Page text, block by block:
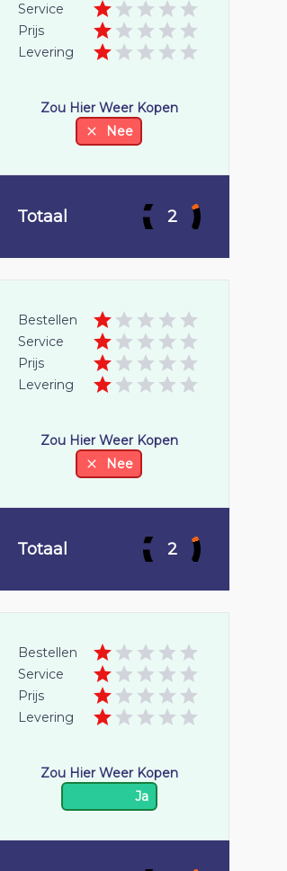
Service
Prijs
Levering
Zou Hier Weer Kopen
Nee
Totaal 2
Bestellen
Service
Prijs
Levering
Zou Hier Weer Kopen
Nee
Totaal 2
Bestellen
Service
Prijs
Levering
Zou Hier Weer Kopen
Ja